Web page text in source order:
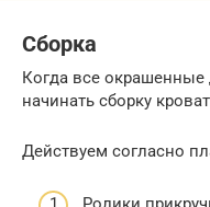
Сборка
Когда все
начинать сборку
Действуем согласно